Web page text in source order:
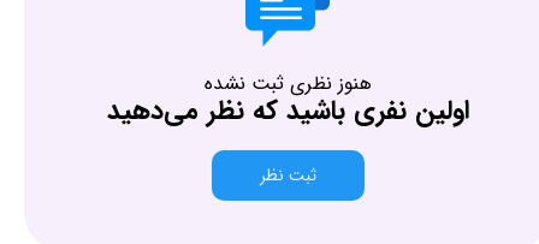
هنوز نظری ثبت نشده
اولین نفری باشید که نظر می‌دهید
ثبت نظر